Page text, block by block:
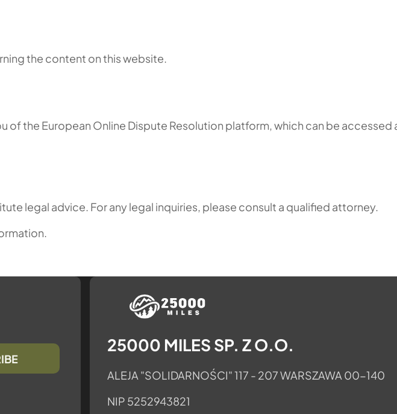
the content on this website.
of the European Online Dispute Resolution platform, which can be accessed
legal advice. For any legal inquiries, please consult a qualified attorney.
25000 MILES SP. Z O.O.
ALEJA "SOLIDARNOŚCI" 117 - 207 WARSZAWA 00-140
NIP 5252943821